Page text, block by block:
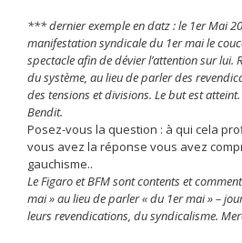
*** dernier exemple en datz : le 1er Mai
manifestation syndicale du 1er mai le
spectacle afin de dévier l’attention sur lui.
du système, au lieu de parler des
des tensions et divisions. Le but est atteint.
Bendit.
Posez-vous la question : à qui cela
vous avez la réponse vous avez
gauchisme..
Le Figaro et BFM sont contents et
mai » au lieu de parler « du 1er mai » –
leurs revendications, du syndicalisme.